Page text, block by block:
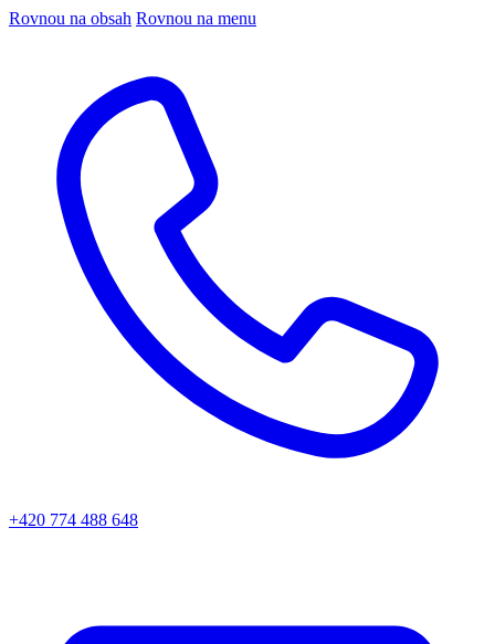
Rovnou na obsah Rovnou na menu
+420 774 488 648